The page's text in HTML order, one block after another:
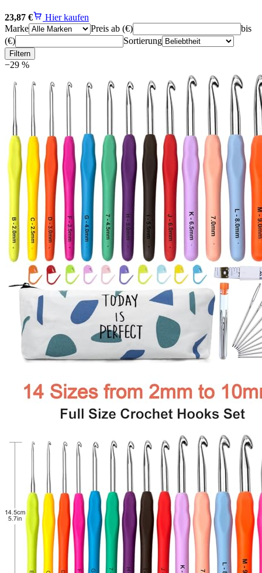
23,87 €
Hier kaufen
Marke
Preis ab (€)
bis
(€)
Sortierung
Filtern
−29 %